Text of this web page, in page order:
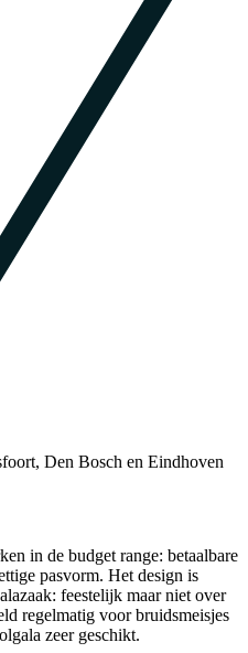
Den Bosch en Eindhoven
in de budget range: betaalbare
pasvorm. Het design is
feestelijk maar niet over
regelmatig voor bruidsmeisjes
zeer geschikt.